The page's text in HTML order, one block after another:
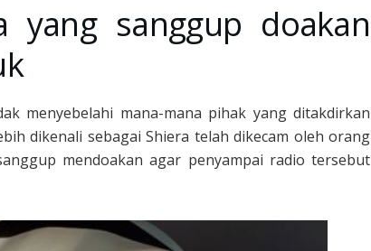
yang sanggup doakan
menyebelahi mana-mana pihak yang ditakdirkan
dikenali sebagai Shiera telah dikecam oleh orang
mendoakan agar penyampai radio tersebut